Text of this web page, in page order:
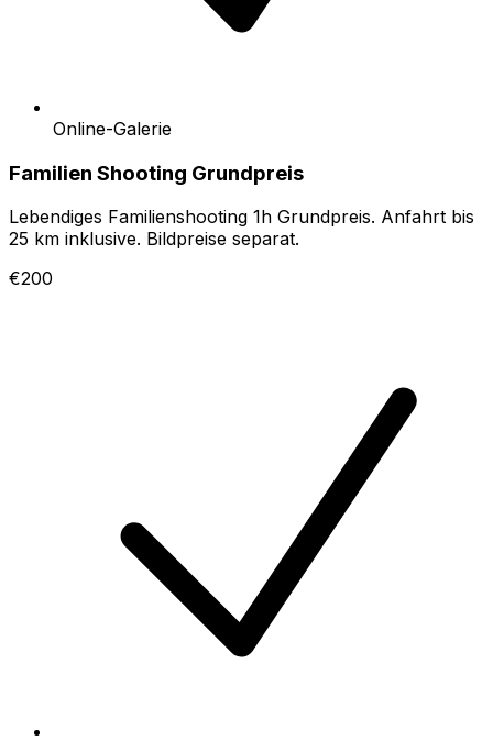
Online-Galerie
Familien Shooting Grundpreis
Lebendiges Familienshooting 1h Grundpreis. Anfahrt bis
25 km inklusive. Bildpreise separat.
€200